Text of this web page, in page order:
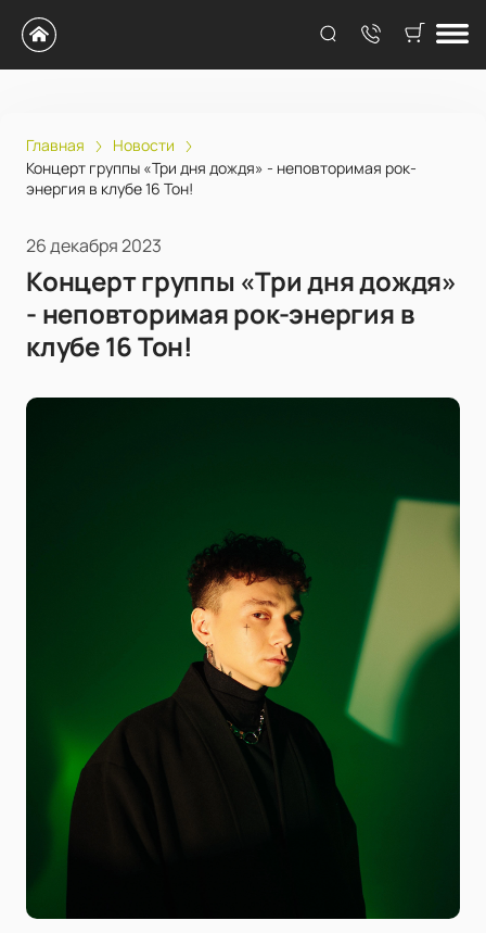
Главная
Новости
Концерт группы «Три дня дождя» - неповторимая рок-
энергия в клубе 16 Тон!
26 декабря 2023
Концерт группы «Три дня дождя»
- неповторимая рок-энергия в
клубе 16 Тон!